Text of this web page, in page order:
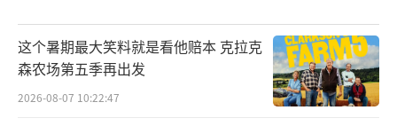
这个暑期最大笑料就是看他赔本 克拉克
森农场第五季再出发
2026-08-07 10:22:47